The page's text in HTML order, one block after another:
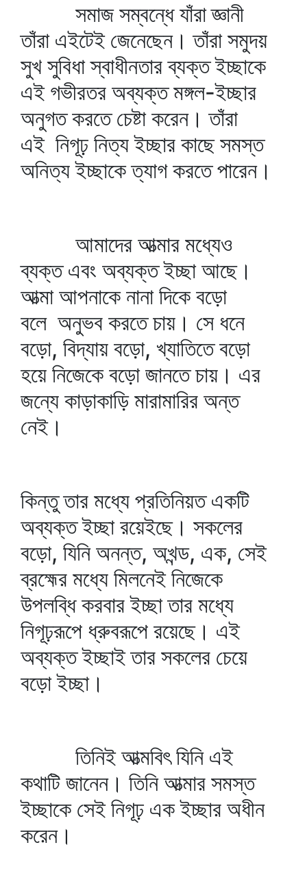
সমাজ সম্বন্ধে যাঁরা জ্ঞানী
তাঁরা এইটেই জেনেছেন। তাঁরা সমুদয়
সুখ সুবিধা স্বাধীনতার ব্যক্ত ইচ্ছাকে
এই গভীরতর অব্যক্ত মঙ্গল-ইচ্ছার
অনুগত করতে চেষ্টা করেন। তাঁরা
এই নিগূঢ় নিত্য ইচ্ছার কাছে সমস্ত
অনিত্য ইচ্ছাকে ত্যাগ করতে পারেন।
আমাদের আত্মার মধ্যেও
ব্যক্ত এবং অব্যক্ত ইচ্ছা আছে।
আত্মা আপনাকে নানা দিকে বড়ো
বলে অনুভব করতে চায়। সে ধনে
বড়ো, বিদ্যায় বড়ো, খ্যাতিতে বড়ো
হয়ে নিজেকে বড়ো জানতে চায়। এর
জন্যে কাড়াকাড়ি মারামারির অন্ত
নেই।
কিন্তু তার মধ্যে প্রতিনিয়ত একটি
অব্যক্ত ইচ্ছা রয়েইছে। সকলের
বড়ো, যিনি অনন্ত, অখন্ড, এক, সেই
ব্রহ্মের মধ্যে মিলনেই নিজেকে
উপলব্ধি করবার ইচ্ছা তার মধ্যে
নিগূঢ়রূপে ধ্রুবরূপে রয়েছে। এই
অব্যক্ত ইচ্ছাই তার সকলের চেয়ে
বড়ো ইচ্ছা।
তিনিই আত্মবিৎ যিনি এই
কথাটি জানেন। তিনি আত্মার সমস্ত
ইচ্ছাকে সেই নিগূঢ় এক ইচ্ছার অধীন
করেন।